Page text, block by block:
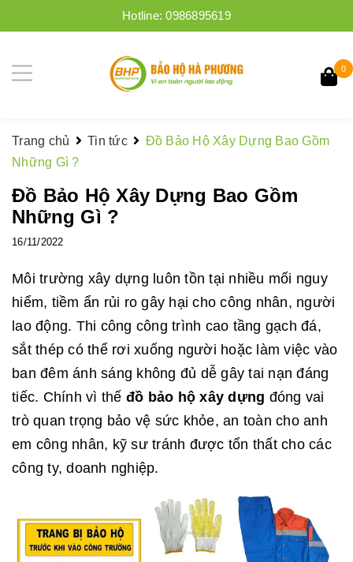
Hotline:0986895619
0
Trang chủ Tin tức
Đồ Bảo Hộ Xây Dựng Bao Gồm
Những Gì ?
Đồ Bảo Hộ Xây Dựng Bao Gồm
Những Gì ?
16/11/2022
Môi trường xây dựng luôn tồn tại nhiều mối nguy
hiểm, tiềm ẩn rủi ro gây hại cho công nhân, người
lao động. Thi công công trình cao tầng gạch đá,
sắt thép có thể rơi xuống người hoặc làm việc vào
ban đêm ánh sáng không đủ dễ gây tai nạn đáng
tiếc. Chính vì thế đồ bảo hộ xây dựng đóng vai
trò quan trọng bảo vệ sức khỏe, an toàn cho anh
em công nhân, kỹ sư tránh được tổn thất cho các
công ty, doanh nghiệp.